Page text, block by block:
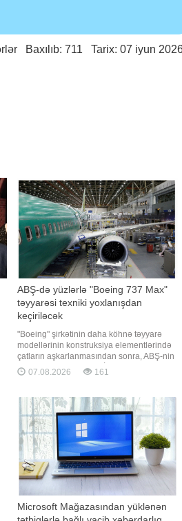
Baxılıb: 711 Tarix: 07 iyun
ABŞ-də yüzlərlə "Boeing 737 Max"
təyyarəsi texniki yoxlanışdan
keçiriləcək
"Boeing" şirkətinin daha köhnə təyyarə
modellərinin konstruksiya elementlərində
çatların aşkarlanmasından sonra, ABŞ-nin
Federal Mülki Aviasiya İdarəsi (FAA)
yüzlərlə "Boeing 737 Max" hava gəmisinin
verir ki, bu barədə ABŞ-nin federal
reyestrini
07.08.2026 161
Microsoft Mağazasından yüklənən